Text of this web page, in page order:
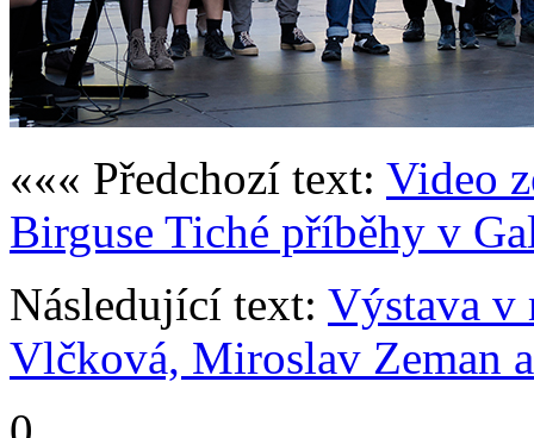
««« Předchozí text: Video
Birguse Tiché příběhy v
Následující text: Výstava v
Vlčková, Miroslav Zeman